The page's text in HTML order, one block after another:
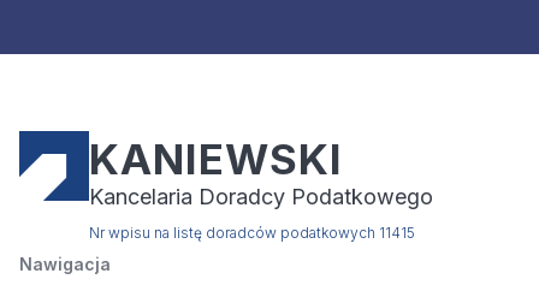
KANIEWSKI
Kancelaria Doradcy Podatkowego
Nr wpisu na listę doradców podatkowych 11415
Nawigacja